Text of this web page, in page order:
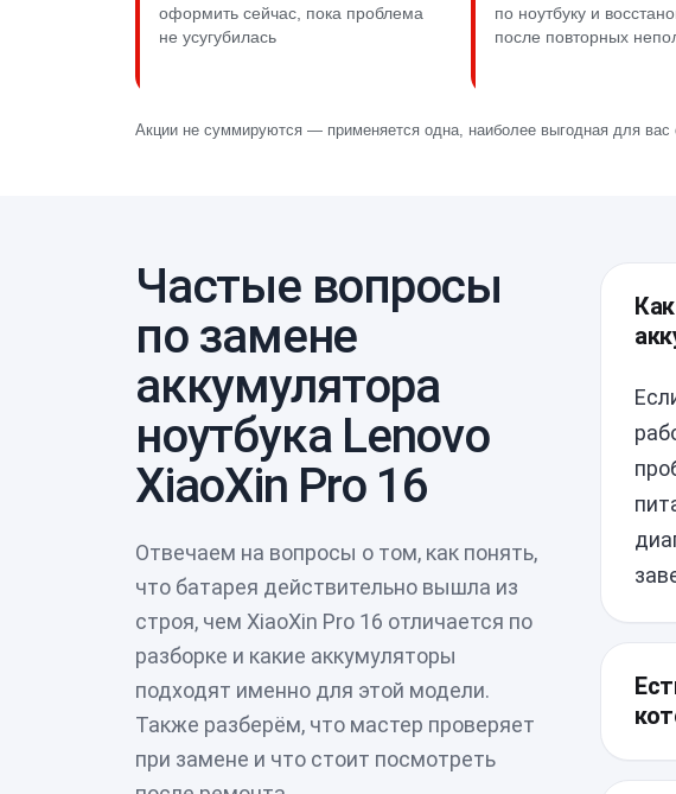
оформить сейчас, пока проблема
не усугубилась
по ноутбуку и
после повторных
Акции не суммируются — применяется одна, наиболее выгодная для вас
Частые вопросы
по замене
аккумулятора
ноутбука Lenovo
XiaoXin Pro 16
Отвечаем на вопросы о том, как понять,
что батарея действительно вышла из
строя, чем XiaoXin Pro 16 отличается по
разборке и какие аккумуляторы
подходят именно для этой модели.
Также разберём, что мастер проверяет
при замене и что стоит посмотреть
У